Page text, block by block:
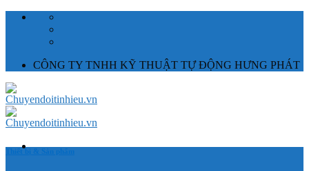
Skip
CÔNG TY TNHH KỸ THUẬT TỰ ĐỘNG HƯNG PHÁT
Thiết bị & Sản phẩm